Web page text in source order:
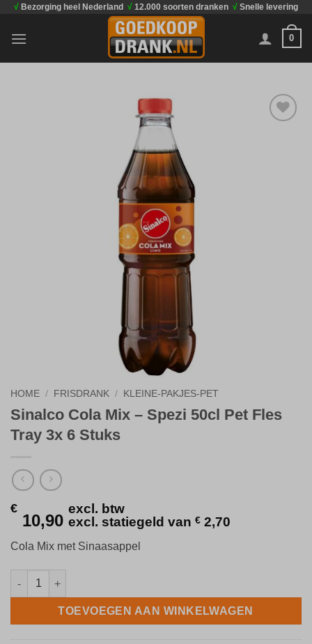
inhoud
√ Bezorging heel Nederland √ 12.000 soorten dranken √ Snelle levering
0
HOME / FRISDRANK / KLEINE-PAKJES-PET
Sinalco Cola Mix – Spezi 50cl Pet Fles
Tray 3x 6 Stuks
€
10,90
excl. btw
excl. statiegeld van € 2,70
Cola Mix met Sinaasappel
Sinalco Cola Mix - Spezi 50cl Pet Fles Tray 3x 6 Stuks aantal
TOEVOEGEN AAN WINKELWAGEN